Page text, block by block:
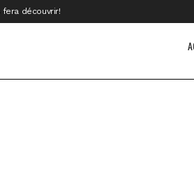
fera découvrir!